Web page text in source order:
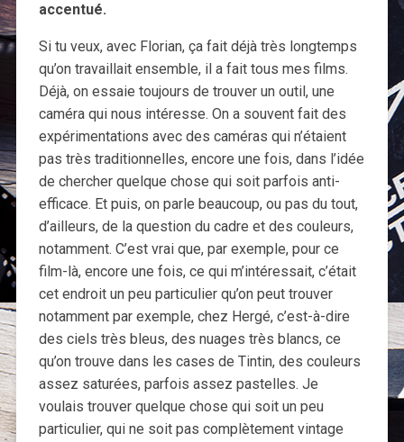
accentué.
Si tu veux, avec Florian, ça fait déjà très longtemps
qu’on travaillait ensemble, il a fait tous mes films.
Déjà, on essaie toujours de trouver un outil, une
caméra qui nous intéresse. On a souvent fait des
expérimentations avec des caméras qui n’étaient
pas très traditionnelles, encore une fois, dans l’idée
de chercher quelque chose qui soit parfois anti-
efficace. Et puis, on parle beaucoup, ou pas du tout,
d’ailleurs, de la question du cadre et des couleurs,
notamment. C’est vrai que, par exemple, pour ce
film-là, encore une fois, ce qui m’intéressait, c’était
cet endroit un peu particulier qu’on peut trouver
notamment par exemple, chez Hergé, c’est-à-dire
des ciels très bleus, des nuages très blancs, ce
qu’on trouve dans les cases de Tintin, des couleurs
assez saturées, parfois assez pastelles. Je
voulais trouver quelque chose qui soit un peu
particulier, qui ne soit pas complètement vintage